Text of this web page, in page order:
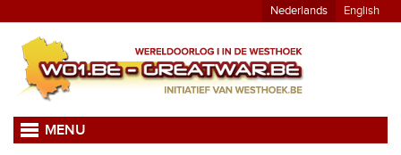
Nederlands English
MENU